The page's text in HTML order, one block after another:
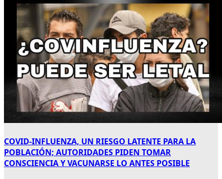
COVID-INFLUENZA, UN RIESGO LATENTE PARA LA
POBLACIÓN; AUTORIDADES PIDEN TOMAR
CONSCIENCIA Y VACUNARSE LO ANTES POSIBLE